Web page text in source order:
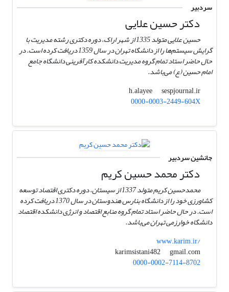
سردبیر
دکتر حسین علایی
حسین علایی متولد 1335 از شهر اراک، دوره دکتری رشته مدیریت با
گرایش سیستم‌ها را از دانشگاه تهران در سال 1359 دریافت کرده است. در
حال حاضر استاد تمام گروه مدیریت دانشکده کارآفرینی دانشگاه جامع
امام حسین (ع) می‌باشد.
h.alayee
sespjournal.ir
0000-0003-2449-604X
جانشین سردبیر
دکتر محمد حسین کریم
محمدحسین کریم متولد 1337 از سیستان، دوره دکتری اقتصاد توسعه
کشاورزی خود را از دانشگاه بنارس هندوستان در سال 1370 دریافت کرده
است. در حال حاضر استاد تمام گروه منابع اقتصاد و انرژی دانشکده اقتصاد
دانشگاه خوارزمی تهران می‌باشد.
www.karim.ir/
karimsistani482
gmail.com
0000-0002-7114-8702